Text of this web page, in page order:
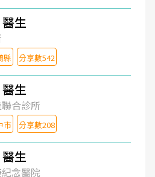
生
縣 分享數542
生
合診所
市 分享數208
生
念醫院